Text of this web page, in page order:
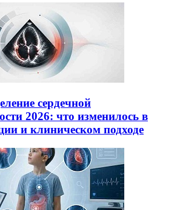
сердечной
2026: что изменилось в
и клиническом подходе